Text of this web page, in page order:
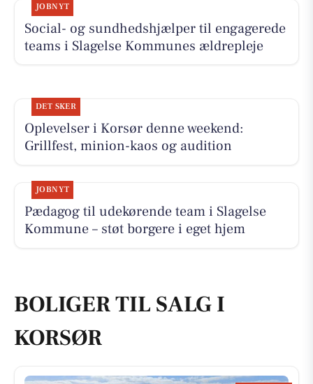
JOBNYT
Social- og sundhedshjælper til engagerede
teams i Slagelse Kommunes ældrepleje
DET SKER
Oplevelser i Korsør denne weekend:
Grillfest, minion-kaos og audition
JOBNYT
Pædagog til udekørende team i Slagelse
Kommune – støt borgere i eget hjem
BOLIGER TIL SALG I
KORSØR